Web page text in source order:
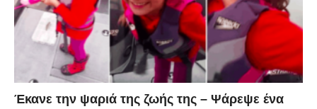
Έκανε την ψαριά της ζωής της – Ψάρεψε ένα